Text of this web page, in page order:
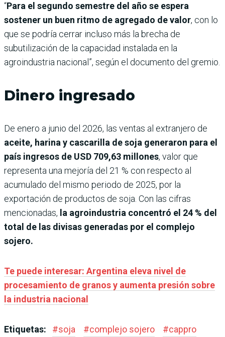
“Para el segundo semestre del año se espera
sostener un buen ritmo de agregado de valor, con lo
que se podría cerrar incluso más la brecha de
subutilización de la capacidad instalada en la
agroindustria nacional”, según el documento del gremio.
Dinero ingresado
De enero a junio del 2026, las ventas al extranjero de
aceite, harina y cascarilla de soja generaron para el
país ingresos de USD 709,63 millones, valor que
representa una mejoría del 21 % con respecto al
acumulado del mismo periodo de 2025, por la
exportación de productos de soja. Con las cifras
mencionadas, la agroindustria concentró el 24 % del
total de las divisas generadas por el complejo
sojero.
Te puede interesar: Argentina eleva nivel de
procesamiento de granos y aumenta presión sobre
la industria nacional
Etiquetas: #soja #complejo sojero #cappro